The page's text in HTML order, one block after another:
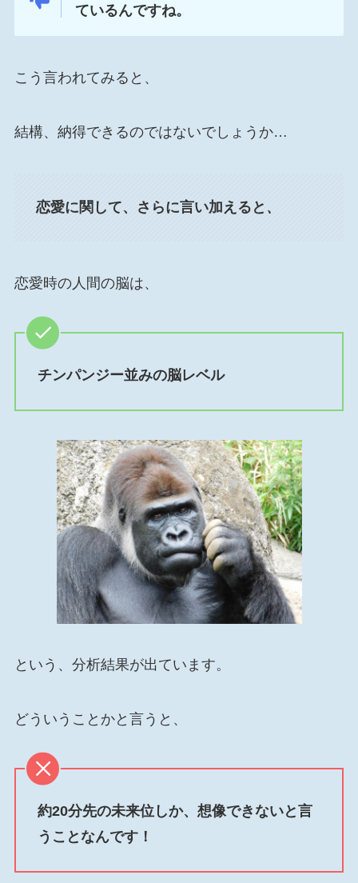
ているんですね。
こう言われてみると、
結構、納得できるのではないでしょうか…
恋愛に関して、さらに言い加えると 、
恋愛時の人間の脳は、
チンパンジー並みの脳レベル
という、分析結果が出ています。
どういうことかと言うと、
約20分先の未来位しか、想像できないと言
うことなんです！